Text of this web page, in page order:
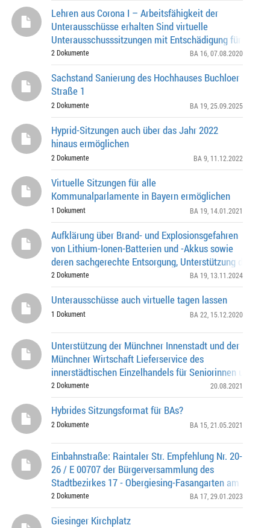
Lehren aus Corona I – Arbeitsfähigkeit der
Unterausschüsse erhalten Sind virtuelle
Unterausschusssitzungen mit Entschädigung für die
möglich?
2 Dokumente BA 16 , 07.08.2020
Sachstand Sanierung des Hochhauses Buchloer
Straße 1
2 Dokumente BA 19 , 25.09.2025
Hyprid-Sitzungen auch über das Jahr 2022
hinaus ermöglichen
2 Dokumente BA 9 , 11.12.2022
Virtuelle Sitzungen für alle
Kommunalparlamente in Bayern ermöglichen
1 Dokument BA 19 , 14.01.2021
Aufklärung über Brand- und Explosionsgefahren
von Lithium-Ionen-Batterien und -Akkus sowie
deren sachgerechte Entsorgung, Unterstützung der
"Brennpunkt Batterie“
2 Dokumente BA 19 , 13.11.2024
Unterausschüsse auch virtuelle tagen lassen
1 Dokument BA 22 , 15.12.2020
Unterstützung der Münchner Innenstadt und der
Münchner Wirtschaft Lieferservice des
innerstädtischen Einzelhandels für Seniorinnen und
sowie mobilitätseingeschränkte Menschen Antrag Nr
2 Dokumente 20.08.2021
Hybrides Sitzungsformat für BAs?
2 Dokumente BA 15 , 21.05.2021
Einbahnstraße: Raintaler Str. Empfehlung Nr. 20-
26 / E 00707 der Bürgerversammlung des
Stadtbezirkes 17 - Obergiesing-Fasangarten am
2 Dokumente BA 17 , 29.01.2023
Giesinger Kirchplatz